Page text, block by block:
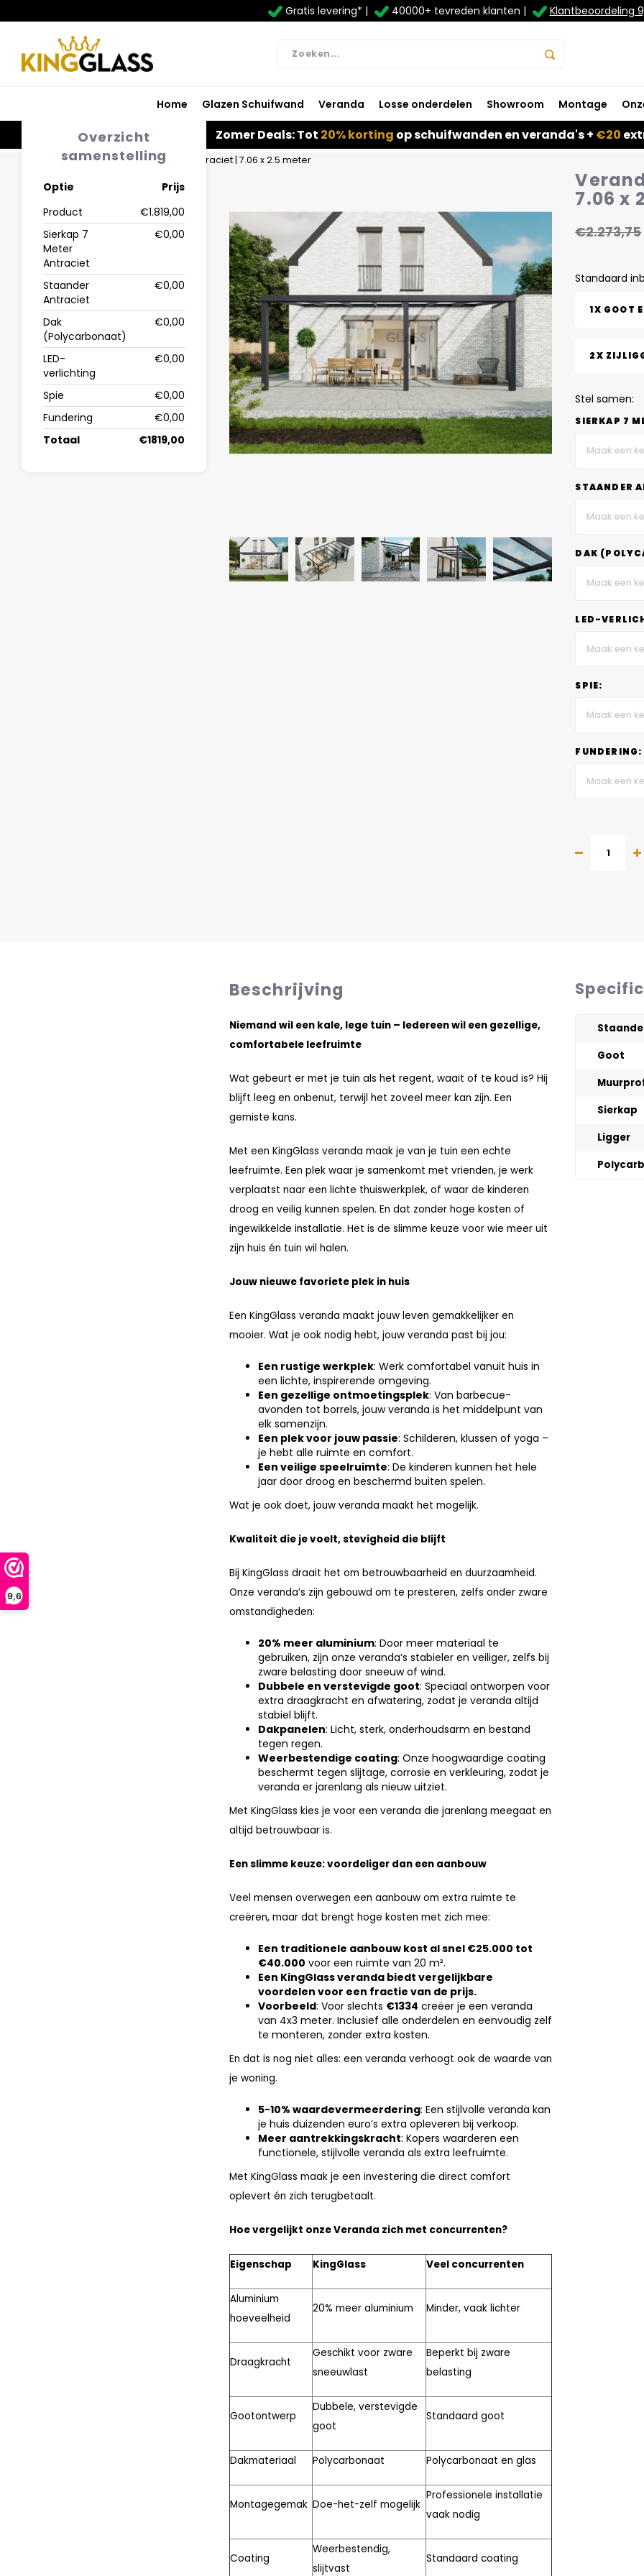
9,6
Gratis levering* | 40000+ tevreden klanten | Klantbeoordeling
Home Glazen Schuifwand Veranda Losse onderdelen Showroom Montage
Zomer Deals: Tot 20% korting op schuifwanden en veranda's + €20
Veranda | Polycarbonaat | Antraciet | 7.06 x 2.5 meter
Overzicht
samenstelling
Optie
Prijs
Product
€1.819,00
Sierkap 7
Meter
Antraciet
€0,00
Staander
Antraciet
€0,00
Dak
(Polycarbonaat)
€0,00
LED-
verlichting
€0,00
Spie
€0,00
Fundering
€0,00
Totaal
€1819,00
7.06 x
€2.273,75
Standaard
1X GOOT
2X
Stel samen:
SIERKAP 7
Maak een
STAANDER
Maak een
DAK
Maak een
LED-
Maak een
SPIE:
Maak een
FUNDERING:
Maak een
Beschrijving
Niemand wil een kale, lege tuin – Iedereen wil een gezellige,
comfortabele leefruimte
Wat gebeurt er met je tuin als het regent, waait of te koud is? Hij
blijft leeg en onbenut, terwijl het zoveel meer kan zijn. Een
gemiste kans.
Met een KingGlass veranda maak je van je tuin een echte
leefruimte. Een plek waar je samenkomt met vrienden, je werk
verplaatst naar een lichte thuiswerkplek, of waar de kinderen
droog en veilig kunnen spelen. En dat zonder hoge kosten of
ingewikkelde installatie. Het is de slimme keuze voor wie meer uit
zijn huis én tuin wil halen.
Jouw nieuwe favoriete plek in huis
Een KingGlass veranda maakt jouw leven gemakkelijker en
mooier. Wat je ook nodig hebt, jouw veranda past bij jou:
Een rustige werkplek: Werk comfortabel vanuit huis in
een lichte, inspirerende omgeving.
Een gezellige ontmoetingsplek: Van barbecue-
avonden tot borrels, jouw veranda is het middelpunt van
elk samenzijn.
Een plek voor jouw passie: Schilderen, klussen of yoga –
je hebt alle ruimte en comfort.
Een veilige speelruimte: De kinderen kunnen het hele
jaar door droog en beschermd buiten spelen.
Wat je ook doet, jouw veranda maakt het mogelijk.
Kwaliteit die je voelt, stevigheid die blijft
Bij KingGlass draait het om betrouwbaarheid en duurzaamheid.
Onze veranda’s zijn gebouwd om te presteren, zelfs onder zware
omstandigheden:
20% meer aluminium: Door meer materiaal te
gebruiken, zijn onze veranda’s stabieler en veiliger, zelfs bij
zware belasting door sneeuw of wind.
Dubbele en verstevigde goot: Speciaal ontworpen voor
extra draagkracht en afwatering, zodat je veranda altijd
stabiel blijft.
Dakpanelen: Licht, sterk, onderhoudsarm en bestand
tegen regen.
Weerbestendige coating: Onze hoogwaardige coating
beschermt tegen slijtage, corrosie en verkleuring, zodat je
veranda er jarenlang als nieuw uitziet.
Met KingGlass kies je voor een veranda die jarenlang meegaat en
altijd betrouwbaar is.
Een slimme keuze: voordeliger dan een aanbouw
Veel mensen overwegen een aanbouw om extra ruimte te
creëren, maar dat brengt hoge kosten met zich mee:
Een traditionele aanbouw kost al snel €25.000 tot
€40.000 voor een ruimte van 20 m².
Een KingGlass veranda biedt vergelijkbare
voordelen voor een fractie van de prijs.
Voorbeeld: Voor slechts €1334 creëer je een veranda
van 4x3 meter. Inclusief alle onderdelen en eenvoudig zelf
te monteren, zonder extra kosten.
En dat is nog niet alles: een veranda verhoogt ook de waarde van
je woning.
5-10% waardevermeerdering: Een stijlvolle veranda kan
je huis duizenden euro’s extra opleveren bij verkoop.
Meer aantrekkingskracht: Kopers waarderen een
functionele, stijlvolle veranda als extra leefruimte.
Met KingGlass maak je een investering die direct comfort
oplevert én zich terugbetaalt.
Hoe vergelijkt onze Veranda zich met concurrenten?
Eigenschap KingGlass Veel concurrenten
Aluminium
hoeveelheid
20% meer aluminium Minder, vaak lichter
Draagkracht
Geschikt voor zware
sneeuwlast
Beperkt bij zware
belasting
Gootontwerp
Dubbele, verstevigde
goot
Standaard goot
Dakmateriaal Polycarbonaat Polycarbonaat en glas
Montagegemak Doe-het-zelf mogelijk
Professionele installatie
vaak nodig
Coating
Weerbestendig,
slijtvast
Standaard coating
Goot
Sierkap
Ligger